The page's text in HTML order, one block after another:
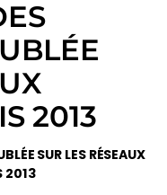
2013
SUR LES RÉSEAUX
2013